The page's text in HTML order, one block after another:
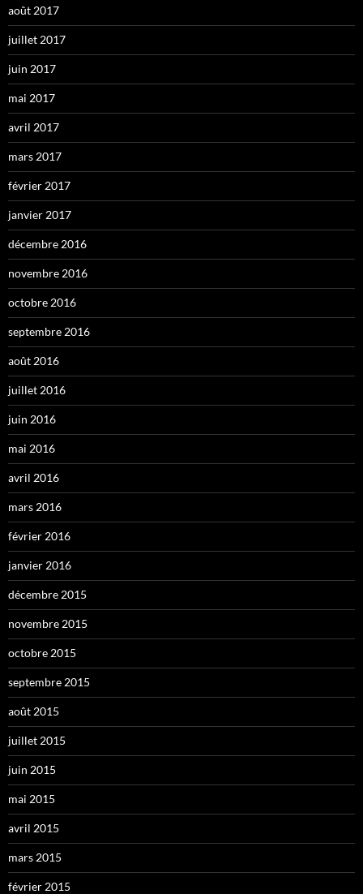
août 2017
juillet 2017
juin 2017
mai 2017
avril 2017
mars 2017
février 2017
janvier 2017
décembre 2016
novembre 2016
octobre 2016
septembre 2016
août 2016
juillet 2016
juin 2016
mai 2016
avril 2016
mars 2016
février 2016
janvier 2016
décembre 2015
novembre 2015
octobre 2015
septembre 2015
août 2015
juillet 2015
juin 2015
mai 2015
avril 2015
mars 2015
février 2015